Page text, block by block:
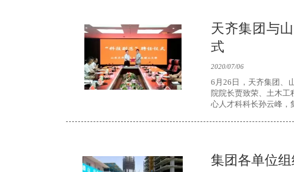
天齐集团与
式
2020/07/06
6月26日，天齐集团、
院院长贾致荣、土木
心人才科科长孙云峰，
集团各单位